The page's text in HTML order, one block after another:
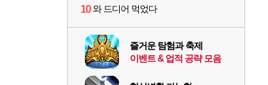
10 와 드디어 먹었다
즐거운 탐험과 축제
이벤트 & 업적 공략 모음